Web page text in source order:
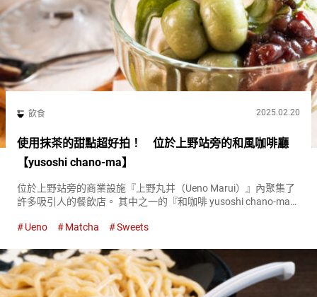
飲食 2025.02.20
使用抹茶的甜點超好拍！ 位於上野站旁的和風咖啡廳
【yusoshi chano-ma】
位於上野站旁的商業設施『上野丸井（Ueno Marui）』內聚集了
許多吸引人的餐飲店。 其中之一的『和咖啡 yusoshi chano-ma
本特有的食材製作的甜點...
Ueno Matcha Sweets